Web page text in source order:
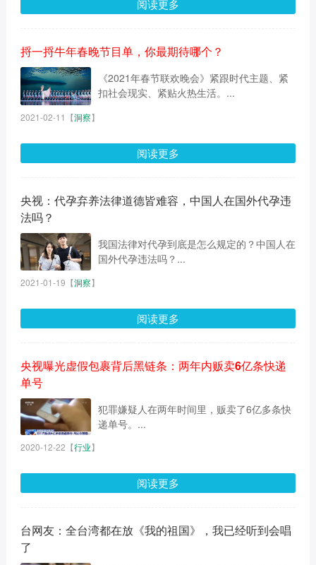
阅读更多
捋一捋牛年春晚节目单，你最期待哪个？
《2021年春节联欢晚会》紧跟时代主题、紧
扣社会现实、紧贴火热生活。...
2021-02-11 【洞察】
阅读更多
央视：代孕弃养法律道德皆难容，中国人在国外代孕违
法吗？
我国法律对代孕到底是怎么规定的？中国人在
国外代孕违法吗？...
2021-01-19 【洞察】
阅读更多
央视曝光虚假包裹背后黑链条：两年内贩卖6亿条快递
单号
犯罪嫌疑人在两年时间里，贩卖了6亿多条快
递单号。...
2020-12-22 【行业】
阅读更多
台网友：全台湾都在放《我的祖国》，我已经听到会唱
了